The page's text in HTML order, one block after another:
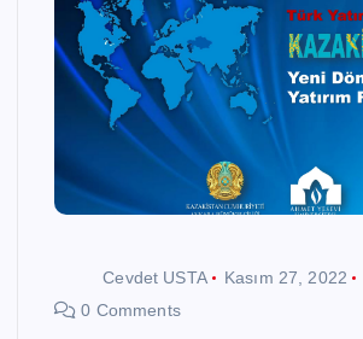
Cevdet USTA
Kasım 27, 2022
0 Comments